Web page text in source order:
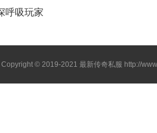
呼吸玩家
Copyright © 2019-2021最新传奇私服 http://